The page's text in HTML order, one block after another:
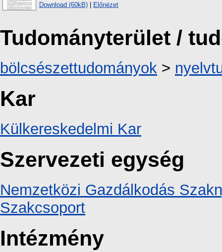
Download (60kB) | Előnézet
Tudományterület /
bölcsészettudományok >
Kar
Külkereskedelmi Kar
Szervezeti egység
Nemzetközi Gazdálkodás
Szakcsoport
Intézmény